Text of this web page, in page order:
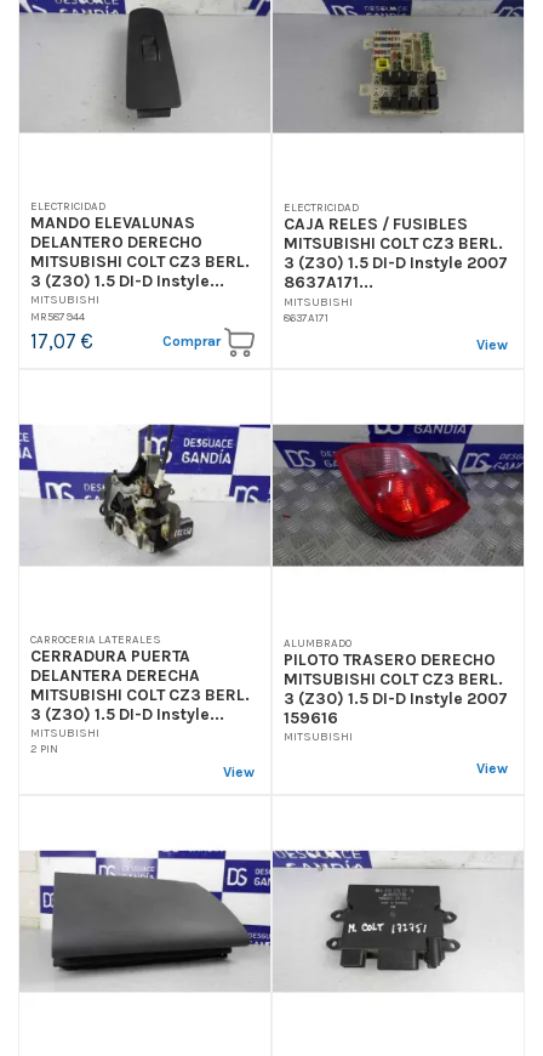
ELECTRICIDAD
MANDO ELEVALUNAS
DELANTERO DERECHO
MITSUBISHI COLT CZ3 BERL.
3 (Z30) 1.5 DI-D Instyle...
MITSUBISHI
MR587944
17,07 € Comprar
ELECTRICIDAD
CAJA RELES / FUSIBLES
MITSUBISHI COLT CZ3 BERL.
3 (Z30) 1.5 DI-D Instyle 2007
8637A171...
MITSUBISHI
8637A171
View
CARROCERIA LATERALES
CERRADURA PUERTA
DELANTERA DERECHA
MITSUBISHI COLT CZ3 BERL.
3 (Z30) 1.5 DI-D Instyle...
MITSUBISHI
2 PIN
View
ALUMBRADO
PILOTO TRASERO DERECHO
MITSUBISHI COLT CZ3 BERL.
3 (Z30) 1.5 DI-D Instyle 2007
159616
MITSUBISHI
View